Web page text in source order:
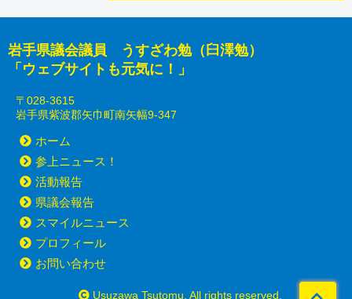
岩手県議会議員 うすざわ勉（臼澤勉）
「ウェブサイトも元気に！」
〒028-3615
岩手県紫波郡矢巾町南矢幅9-347
ホーム
参上ニュース！
活動報告
県議会報告
スマイルニュース
プロフィール
お問い合わせ
Usuzawa Tsutomu. All rights reserved.